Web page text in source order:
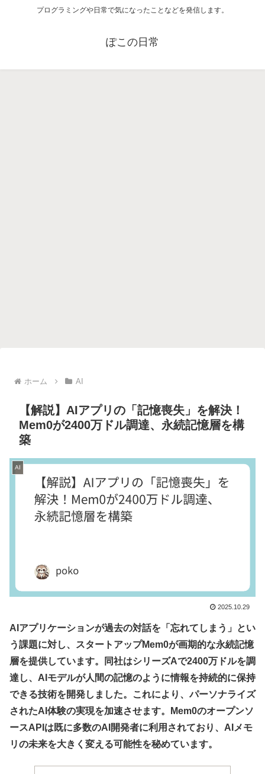
プログラミングや日常で気になったことなどを発信します。
ぽこの日常
ホーム AI
【解説】AIアプリの「記憶喪失」を解決！
Mem0が2400万ドル調達、永続記憶層を構
築
AI
2025.10.29
AIアプリケーションが過去の対話を「忘れてしまう」とい
う課題に対し、スタートアップMem0が画期的な永続記憶
層を提供しています。同社はシリーズAで2400万ドルを調
達し、AIモデルが人間の記憶のように情報を持続的に保持
できる技術を開発しました。これにより、パーソナライズ
されたAI体験の実現を加速させます。Mem0のオープンソ
ースAPIは既に多数のAI開発者に利用されており、AIメモ
リの未来を大きく変える可能性を秘めています。